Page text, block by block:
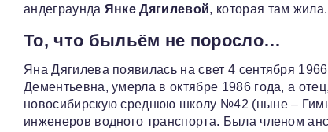
андеграунда Янке Дягилевой, которая там жила.
То, что быльём не поросло…
Яна Дягилева появилась на свет 4 сентября
Дементьевна, умерла в октябре 1986 года, а
новосибирскую среднюю школу №42 (ныне –
инженеров водного транспорта. Была членом